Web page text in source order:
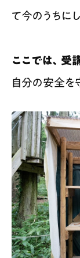
て今のうちに
ここでは、受
自分の安全を